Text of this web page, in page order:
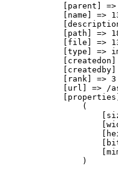
[parent] =>
[name] =>
[path] =>
[file] =>
[type] =>
[createdby]
            [rank] => 3
[url] => /
                (
                )